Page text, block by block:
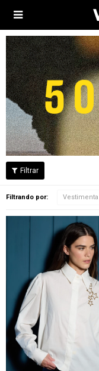

Filtrando por: Vestimenta